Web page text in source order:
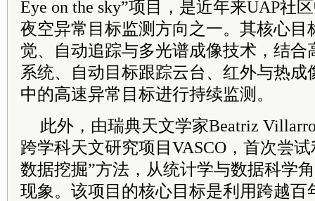
Eye on the sky”项目，是近年来UAP社
夜空异常目标监测方向之一。其核心目
觉、自动追踪与多光谱成像技术，结合
系统、自动目标跟踪云台、红外与热成
中的高速异常目标进行持续监测。
此外，由瑞典天文学家Beatriz
跨学科天文研究项目VASCO，首次尝
数据挖掘”方法，从统计学与数据科学
现象。该项目的核心目标是利用跨越百